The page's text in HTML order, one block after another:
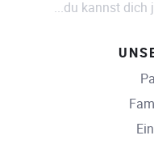
...du kannst dich